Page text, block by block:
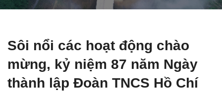
Sôi nổi các hoạt động chào
mừng, kỷ niệm 87 năm Ngày
thành lập Đoàn TNCS Hồ Chí